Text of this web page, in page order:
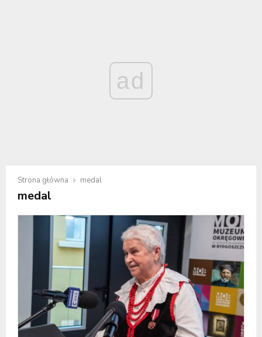
ad
Strona główna medal
medal